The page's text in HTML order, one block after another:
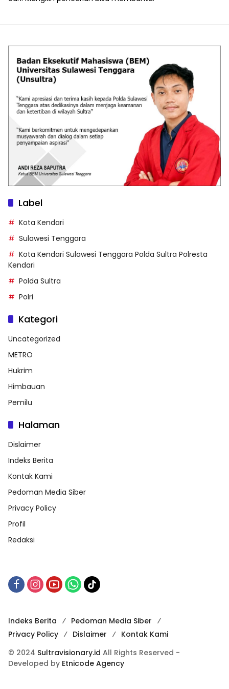
Label
Kota Kendari
Sulawesi Tenggara
Kota Kendari Sulawesi Tenggara Polda Sultra Polresta
Kendari
Polda Sultra
Polri
Kategori
Uncategorized
METRO
Hukrim
Himbauan
Pemilu
Halaman
Dislaimer
Indeks Berita
Kontak Kami
Pedoman Media Siber
Privacy Policy
Profil
Redaksi
Indeks Berita
Pedoman Media Siber
Privacy Policy
Dislaimer
Kontak Kami
© 2024 Sultravisionary.id All Rights Reserved -
Developed by Etnicode Agency